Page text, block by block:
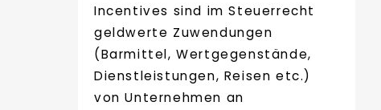
Incentives sind im Steuerrecht
geldwerte Zuwendungen
(Barmittel, Wertgegenstände,
Dienstleistungen, Reisen etc.)
von Unternehmen an